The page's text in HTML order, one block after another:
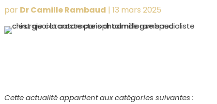
par Dr Camille Rambaud | 13 mars 2025
Cette actualité appartient aux catégories suivantes :